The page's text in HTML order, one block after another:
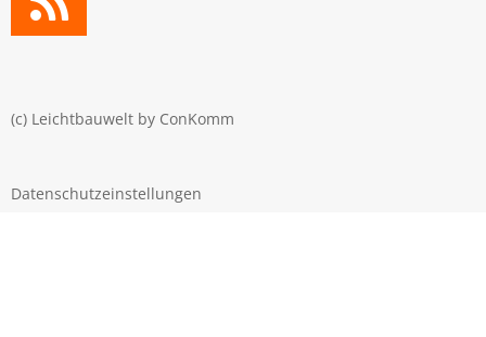
(c) Leichtbauwelt by ConKomm
Datenschutzeinstellungen